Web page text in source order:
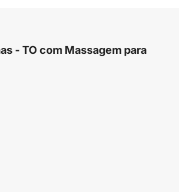
- TO com Massagem para